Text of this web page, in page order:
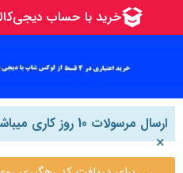
ارسال مرسولات 10 روز کاری میباشد
×